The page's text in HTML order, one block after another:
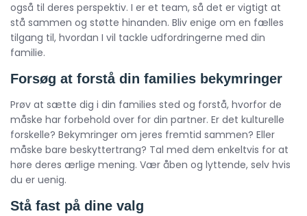
også til deres perspektiv. I er et team, så det er vigtigt at
stå sammen og støtte hinanden. Bliv enige om en fælles
tilgang til, hvordan I vil tackle udfordringerne med din
familie.
Forsøg at forstå din families bekymringer
Prøv at sætte dig i din families sted og forstå, hvorfor de
måske har forbehold over for din partner. Er det kulturelle
forskelle? Bekymringer om jeres fremtid sammen? Eller
måske bare beskyttertrang? Tal med dem enkeltvis for at
høre deres ærlige mening. Vær åben og lyttende, selv hvis
du er uenig.
Stå fast på dine valg